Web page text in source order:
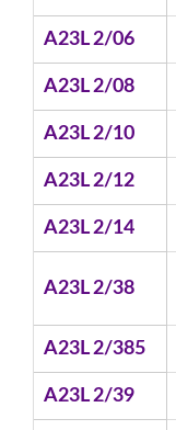
A23L 2/06
A23L 2/08
A23L 2/10
A23L 2/12
A23L 2/14
A23L 2/38
A23L 2/385
A23L 2/39